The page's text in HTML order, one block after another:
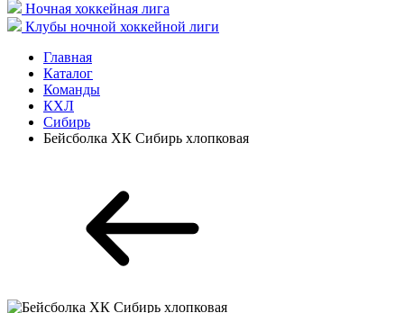
Ночная хоккейная лига
Клубы ночной хоккейной лиги
Главная
Каталог
Команды
КХЛ
Сибирь
Бейсболка ХК Сибирь хлопковая